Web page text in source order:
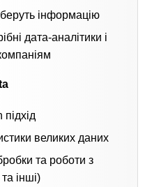
інформацію
дата-аналітики і
великих даних
та роботи з
інші)